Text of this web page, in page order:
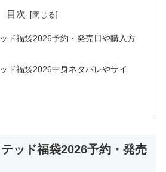
目次
ド福袋2026予約・発売日や購入方
ド福袋2026中身ネタバレやサイ
ッド福袋2026予約・発売